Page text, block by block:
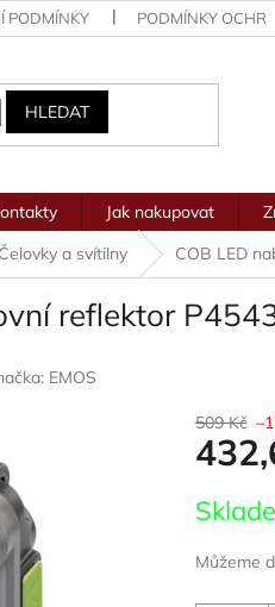
PODMÍNKY PODMÍNKY
HLEDAT
Jak nakupovat
Čelovky a svítilny COB LED
reflektor
EMOS
509 Kč
cena:
Můžeme